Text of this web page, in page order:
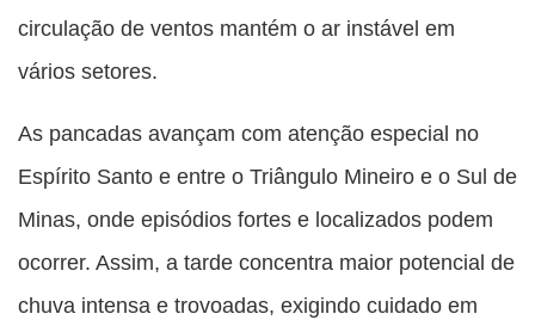
circulação de ventos mantém o ar instável em
vários setores.
As pancadas avançam com atenção especial no
Espírito Santo e entre o Triângulo Mineiro e o Sul de
Minas, onde episódios fortes e localizados podem
ocorrer. Assim, a tarde concentra maior potencial de
chuva intensa e trovoadas, exigindo cuidado em